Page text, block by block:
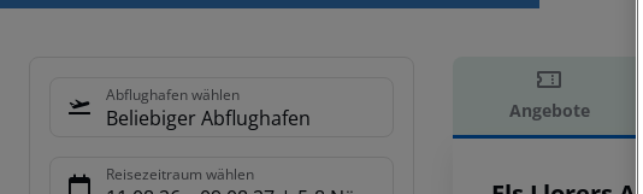
Abflughafen wählen
Beliebiger Abflughafen
Reisezeitraum wählen
Angebote